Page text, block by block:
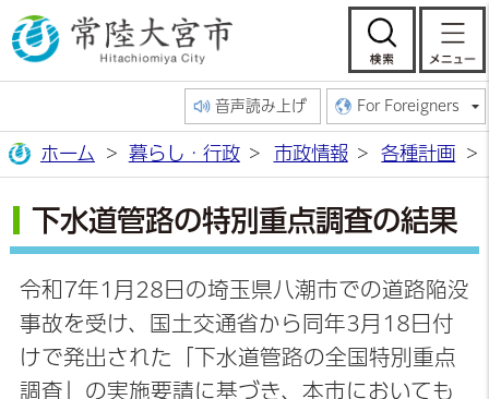
常陸大宮市公
検
音声読み上げ For Foreigners
ホーム 暮らし・行政 市政情報 各種計画
下水道管路の特別重点調査の結果
令和7年1月28日の埼玉県八潮市での道路陥没
事故を受け、国土交通省から同年3月18日付
けで発出された「下水道管路の全国特別重点
調査」の実施要請に基づき、本市においても